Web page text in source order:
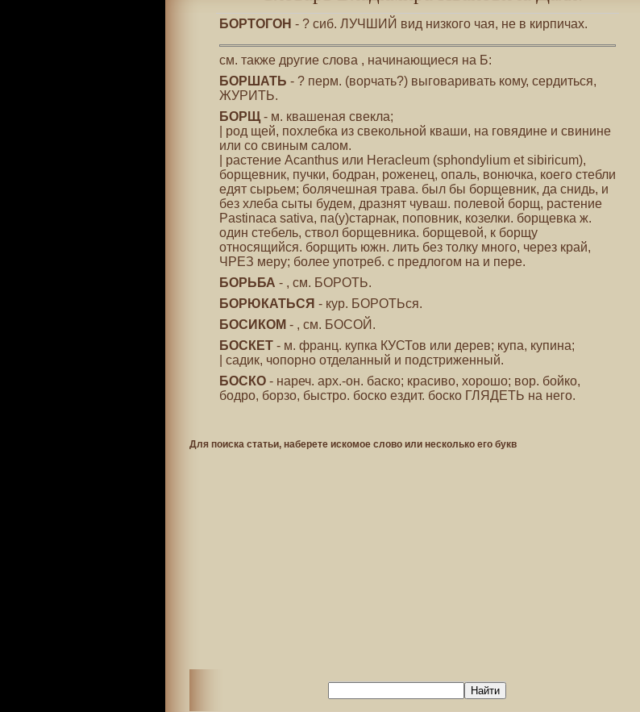
БОРТОГОН - ? сиб. ЛУЧШИЙ вид низкого чая, не в кирпичах.
см. также другие слова , начинающиеся на Б:
БОРШАТЬ - ? перм. (ворчать?) выговаривать кому, сердиться,
ЖУРИТЬ.
БОРЩ- м. квашеная свекла;
| род щей, похлебка из свекольной кваши, на говядине и свинине
или со свиным салом.
| растение Acanthus или Heracleum (sphondylium et sibiricum),
борщевник, пучки, бодран, роженец, опаль, вонючка, коего стебли
едят сырьем; болячешная трава. был бы борщевник, да снидь, и
без хлеба сыты будем, дразнят чуваш. полевой борщ, растение
Pastinaca sativa, па(у)старнак, поповник, козелки. борщевка ж.
один стебель, ствол борщевника. борщевой, к борщу
относящийся. борщить южн. лить без толку много, через край,
ЧРЕЗ меру; более употреб. с предлогом на и пере.
БОРЬБА - , см. БОРОТЬ.
БОРЮКАТЬСЯ - кур. БОРОТЬся.
БОСИКОМ - , см. БОСОЙ.
БОСКЕТ- м. франц. купка КУСТов или дерев; купа, купина;
| садик, чопорно отделанный и подстриженный.
БОСКО- нареч. арх.-он. баско; красиво, хорошо; вор. бойко,
бодро, борзо, быстро. боско ездит. боско ГЛЯДЕТЬ на него.
Для поиска статьи, наберете искомое слово или несколько его букв